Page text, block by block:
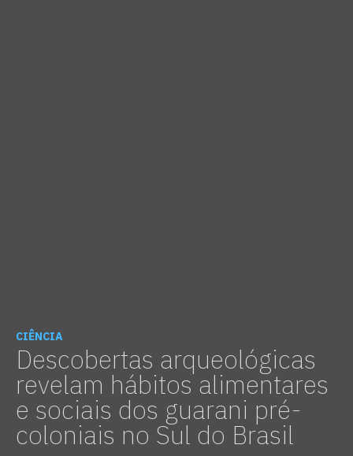
CIÊNCIA
Descobertas arqueológicas
revelam hábitos alimentares
e sociais dos guarani pré-
coloniais no Sul do Brasil